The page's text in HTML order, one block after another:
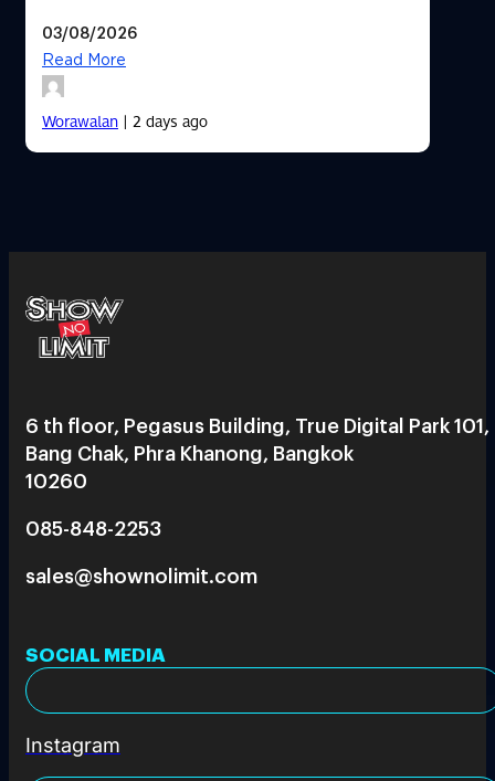
03/08/2026
Read More
Worawalan| 2 days ago
6 th floor, Pegasus Building, True Digital Park 101,
Bang Chak, Phra Khanong, Bangkok
10260
085-848-2253
sales@shownolimit.com
SOCIAL MEDIA
Instagram